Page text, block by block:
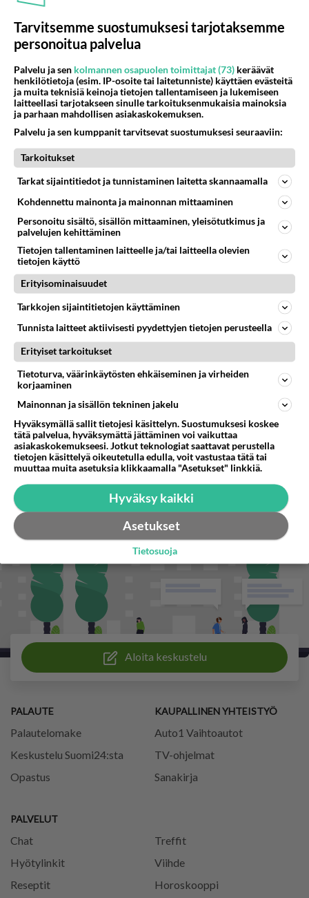
Mika Myllylä kuoli yksin omassa kodissaan - Millainen mies oli palvottu
Tiesitkö? Martina Aitolehden isäpuoli on tämä suosittu laulaja
Osallistu keskusteluun
Uusioperheen aikuiset lapset tyhjentää jääkaapin käydessään
GALLUP: Mikä on arkiruokabravuurisi?
Lomat on monella lomailtu ja arki alkaa. Se voi tarkoittaa myös sitä, että grillailut on grillattu ja palataan arjen ruo
10
Naiset kertokaa
515
STARA.FI
Hämeensillan patsaat puettiin suomirockiin
Blind Channel palaa tauoltaan – paluukonsertti marraskuussa
Tampere City Festival tekee viikonloppuna ennätyksensä – tältä näytti
viime vuonna
Aloita keskustelu
PALAUTE
Palautelomake
Keskustelu Suomi24:sta
Opastus
PALVELUT
Chat
Treffit
Hyötylinkit
Viihde
Reseptit
Horoskooppi
KAUPALLINEN YHTEISTYÖ
Auto1 Vaihtoautot
TV-ohjelmat
Sanakirja
Tarvitsemme suostumuksesi tarjotaksemme
personoitua palvelua
Palvelu ja sen kolmannen osapuolen toimittajat (73) keräävät
henkilötietoja (esim. IP-osoite tai laitetunniste) käyttäen evästeitä
ja muita teknisiä keinoja tietojen tallentamiseen ja lukemiseen
laitteellasi tarjotakseen sinulle tarkoituksenmukaisia mainoksia
ja parhaan mahdollisen asiakaskokemuksen.
Palvelu ja sen kumppanit tarvitsevat suostumuksesi seuraaviin:
Tarkoitukset
Tarkat sijaintitiedot ja tunnistaminen laitetta skannaamalla
Kohdennettu mainonta ja mainonnan mittaaminen
Personoitu sisältö, sisällön mittaaminen, yleisötutkimus ja
palvelujen kehittäminen
Tietojen tallentaminen laitteelle ja/tai laitteella olevien
tietojen käyttö
Erityisominaisuudet
Tarkkojen sijaintitietojen käyttäminen
Tunnista laitteet aktiivisesti pyydettyjen tietojen perusteella
Erityiset tarkoitukset
Tietoturva, väärinkäytösten ehkäiseminen ja virheiden
korjaaminen
Mainonnan ja sisällön tekninen jakelu
Hyväksymällä sallit tietojesi käsittelyn. Suostumuksesi koskee
tätä palvelua, hyväksymättä jättäminen voi vaikuttaa
asiakaskokemukseesi. Jotkut teknologiat saattavat perustella
tietojen käsittelyä oikeutetulla edulla, voit vastustaa tätä tai
muuttaa muita asetuksia klikkaamalla "Asetukset" linkkiä.
Hyväksy kaikki
Asetukset
Tietosuoja